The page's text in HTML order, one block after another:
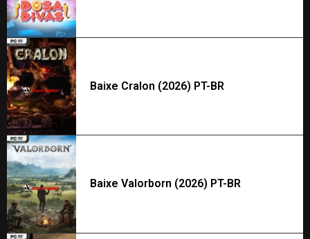
Baixe Cralon (2026) PT-BR
Baixe Valorborn (2026) PT-BR